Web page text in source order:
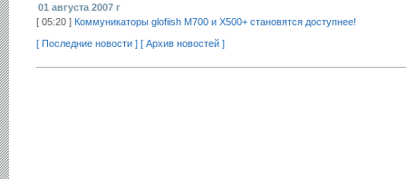
01 августа 2007 г
[ 05:20 ] Коммуникаторы glofiish М700 и X500+ становятся доступнее!
[ Последние новости ] [ Архив новостей ]